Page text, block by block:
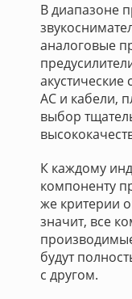
В диапазоне
аналоговые
акустические
АС и кабели,
выбор
К каждому
компоненту
же критерии
значит, все
будут
с другом.